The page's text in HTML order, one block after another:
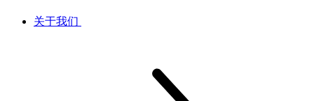
关于我们